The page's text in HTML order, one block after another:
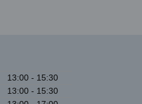
13:00 - 15:30
13:00 - 15:30